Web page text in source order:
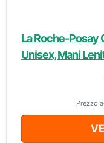
La Roche-Posay
Unisex, Mani
Prezzo